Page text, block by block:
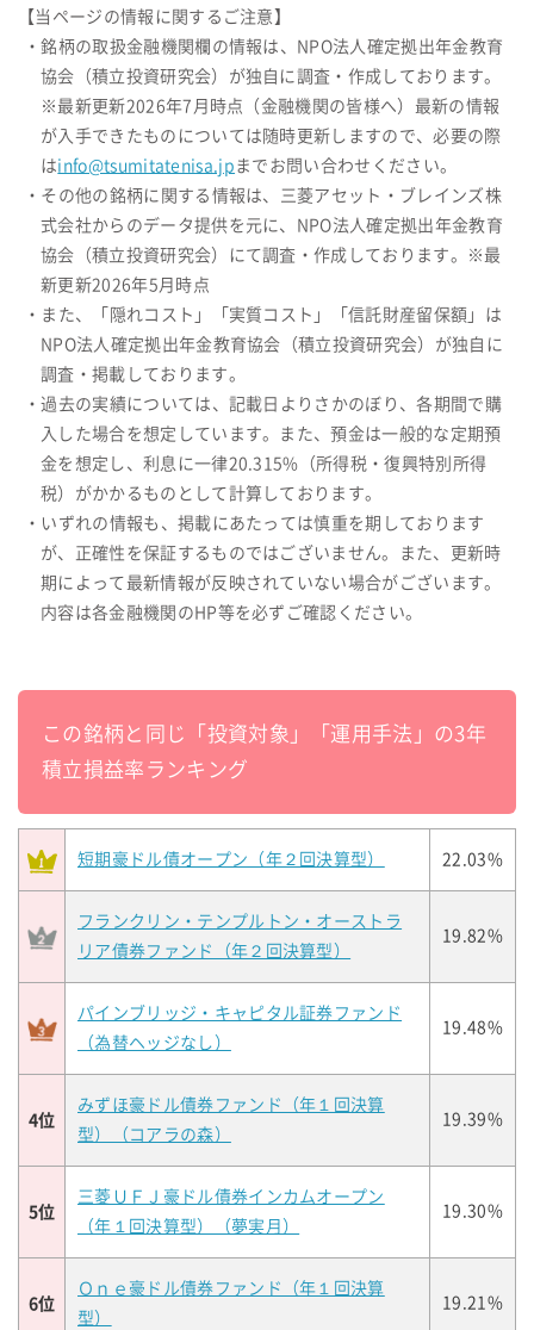
【当ページの情報に関するご注意】
・銘柄の取扱金融機関欄の情報は、NPO法人確定拠出年金教育
協会（積立投資研究会）が独自に調査・作成しております。
※最新更新2026年7月時点（金融機関の皆様へ）最新の情報
が入手できたものについては随時更新しますので、必要の際
はinfo@tsumitatenisa.jp までお問い合わせください。
・その他の銘柄に関する情報は、三菱アセット・ブレインズ株
式会社からのデータ提供を元に、NPO法人確定拠出年金教育
協会（積立投資研究会）にて調査・作成しております。※最
新更新2026年5月時点
・また、「隠れコスト」「実質コスト」「信託財産留保額」は
NPO法人確定拠出年金教育協会（積立投資研究会）が独自に
調査・掲載しております。
・過去の実績については、記載日よりさかのぼり、各期間で購
入した場合を想定しています。また、預金は一般的な定期預
金を想定し、利息に一律20.315%（所得税・復興特別所得
税）がかかるものとして計算しております。
・いずれの情報も、掲載にあたっては慎重を期しております
が、正確性を保証するものではございません。また、更新時
期によって最新情報が反映されていない場合がございます。
内容は各金融機関のHP等を必ずご確認ください。
この銘柄と同じ「投資対象」「運用手法」の3年
積立損益率ランキング
短期豪ドル債オープン（年２回決算型） 22.03%
フランクリン・テンプルトン・オーストラ
リア債券ファンド（年２回決算型）
19.82%
パインブリッジ・キャピタル証券ファンド
（為替ヘッジなし）
19.48%
4位
みずほ豪ドル債券ファンド（年１回決算
型）（コアラの森）
19.39%
5位
三菱ＵＦＪ豪ドル債券インカムオープン
（年１回決算型）（夢実月）
19.30%
6位
Ｏｎｅ豪ドル債券ファンド（年１回決算
型）
19.21%